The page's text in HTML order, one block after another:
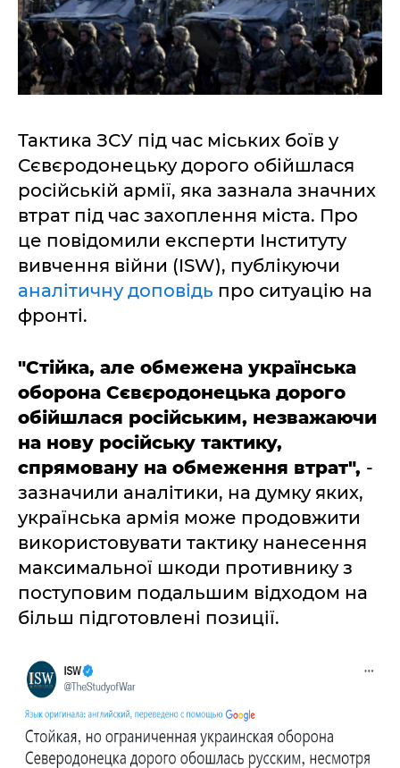
Тактика ЗСУ під час міських боїв у
Сєвєродонецьку дорого обійшлася
російській армії, яка зазнала значних
втрат під час захоплення міста. Про
це повідомили експерти Інституту
вивчення війни (ISW), публікуючи
аналітичну доповідь про ситуацію на
фронті.
"Стійка, але обмежена українська
оборона Сєвєродонецька дорого
обійшлася російським, незважаючи
на нову російську тактику,
спрямовану на обмеження втрат", -
зазначили аналітики, на думку яких,
українська армія може продовжити
використовувати тактику нанесення
максимальної шкоди противнику з
поступовим подальшим відходом на
більш підготовлені позиції.